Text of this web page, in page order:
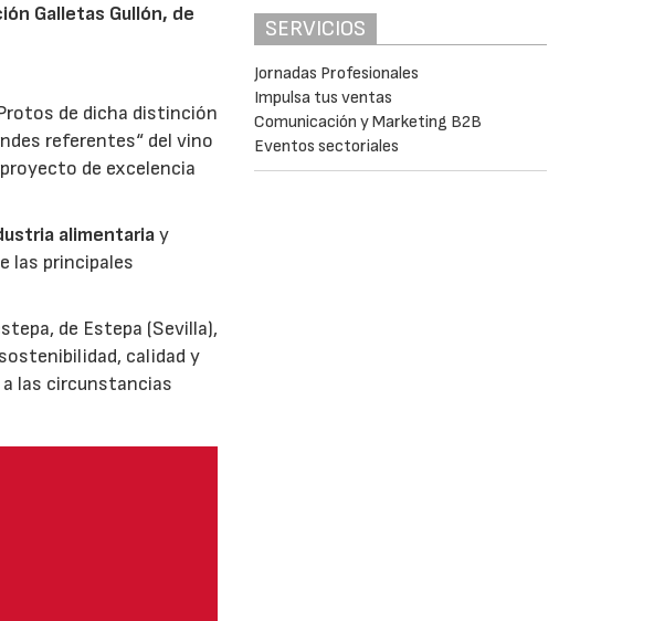
Galletas Gullón, de
de dicha distinción
referentes“ del vino
de excelencia
alimentariay
las principales
de Estepa (Sevilla),
calidad y
las circunstancias
SERVICIOS
Jornadas Profesionales
Impulsa tus ventas
Comunicación y Marketing B2B
Eventos sectoriales